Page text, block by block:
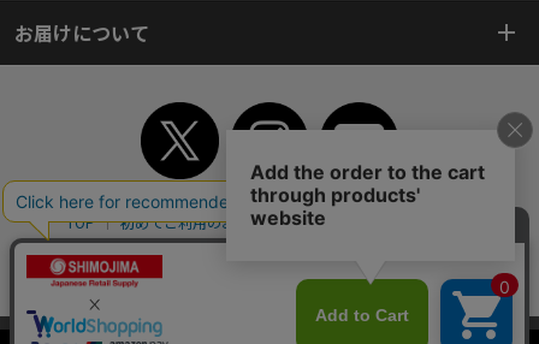
お届けについて
TOP 初めてご利用のお客様へ ご利用案内
個人情報保護方針
よくあるご質問
サイトマップ
WEBカタログ